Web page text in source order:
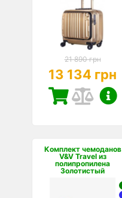
21 890 грн
13 134 грн
Комплект чемоданов
V&V Travel из
полипропилена
Золотистый